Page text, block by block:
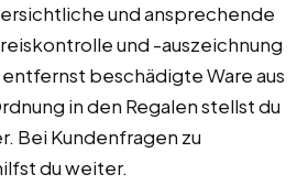
und ansprechende
und -auszeichnung
beschädigte Ware aus
in den Regalen stellst du
Bei Kundenfragen zu
du weiter.